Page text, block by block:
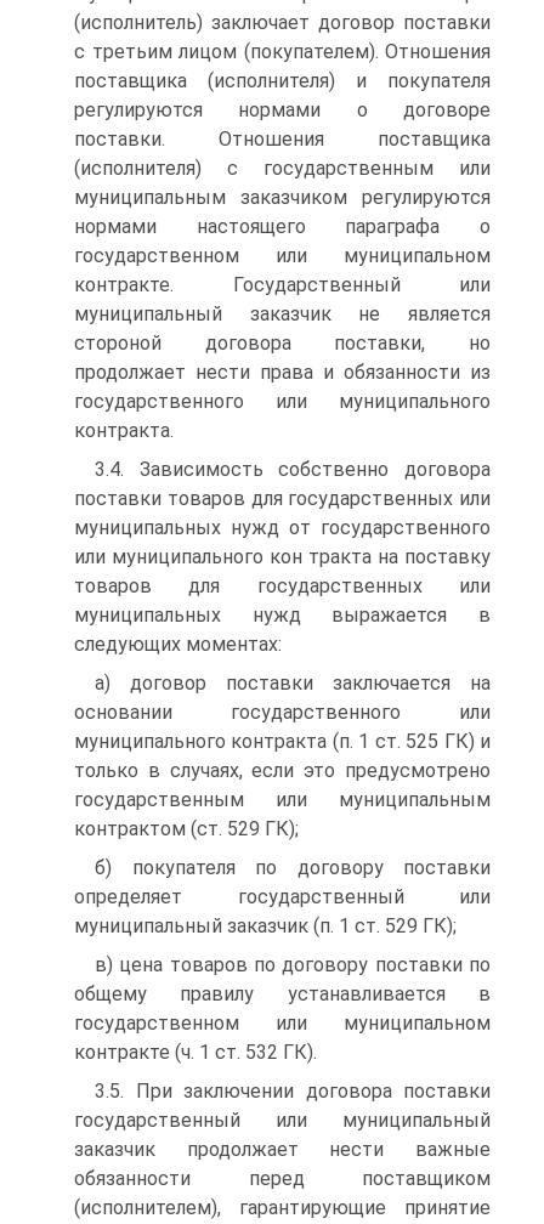
(исполнитель) заключает договор поставки
с третьим лицом (покупателем). Отношения
поставщика (исполнителя) и покупателя
регулируются нормами о договоре
поставки. Отношения поставщика
(исполнителя) с государственным или
муниципальным заказчиком регулируются
нормами настоящего параграфа о
государственном или муниципальном
контракте. Государственный или
муниципальный заказчик не является
стороной договора поставки, но
продолжает нести права и обязанности из
государственного или муниципального
контракта.
3.4. Зависимость собственно договора
поставки товаров для государственных или
муниципальных нужд от государственного
или муниципального кон тракта на поставку
товаров для государственных или
муниципальных нужд выражается в
следующих моментах:
а) договор поставки заключается на
основании государственного или
муниципального контракта (п. 1 ст. 525 ГК) и
только в случаях, если это предусмотрено
государственным или муниципальным
контрактом (ст. 529 ГК);
б) покупателя по договору поставки
определяет государственный или
муниципальный заказчик (п. 1 ст. 529 ГК);
в) цена товаров по договору поставки по
общему правилу устанавливается в
государственном или муниципальном
контракте (ч. 1 ст. 532 ГК).
3.5. При заключении договора поставки
государственный или муниципальный
заказчик продолжает нести важные
обязанности перед поставщиком
(исполнителем), гарантирующие принятие